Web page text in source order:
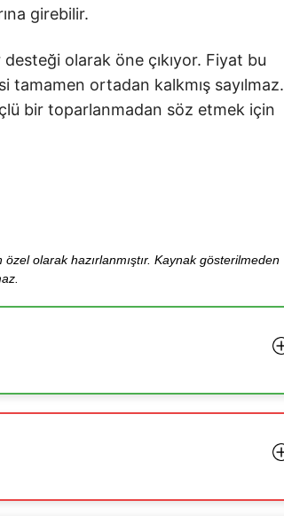
girebilir.
olarak öne çıkıyor. Fiyat bu
tamamen ortadan kalkmış sayılmaz.
bir toparlanmadan söz etmek için
olarak hazırlanmıştır. Kaynak gösterilmeden